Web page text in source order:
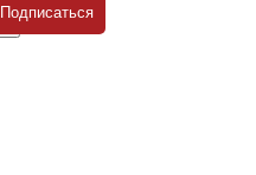
Подписаться